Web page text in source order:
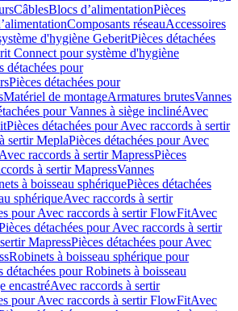
CâblesBlocs d’alimentationPièces
Composants réseauAccessoires
d'hygiène GeberitPièces détachées
Connect pour système d'hygiène
détachées pour
Pièces détachées pour
Matériel de montageArmatures brutesVannes
pour Vannes à siège inclinéAvec
Pièces détachées pour Avec raccords à sertir
sertir MeplaPièces détachées pour Avec
Avec raccords à sertir MapressPièces
à sertir MapressVannes
à boisseau sphériquePièces détachées
sphériqueAvec raccords à sertir
pour Avec raccords à sertir FlowFitAvec
détachées pour Avec raccords à sertir
MapressPièces détachées pour Avec
Robinets à boisseau sphérique pour
détachées pour Robinets à boisseau
encastréAvec raccords à sertir
pour Avec raccords à sertir FlowFitAvec